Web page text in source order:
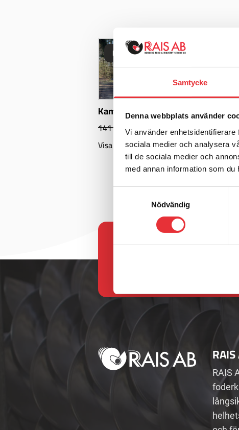
Samtycke
Denna webbplats använder
Vi använder
sociala medier och analysera
till de sociala medier och
med annan information som
Nödvändig
Hyra! KAMPANJ!
Kampanjhall 8x12m
141 000SEK124 000SEK exkl. moms
Visa produkt
RAIS